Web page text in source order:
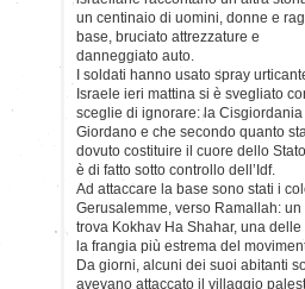
un centinaio di uomini, donne e
base, bruciato attrezzature e
danneggiato auto.
I soldati hanno usato spray
Israele ieri mattina si è svegliato
sceglie di ignorare: la
Giordano e che secondo quanto
dovuto costituire il cuore dello
è di fatto sotto controllo dell’Idf.
Ad attaccare la base sono stati i
Gerusalemme, verso Ramallah:
trova Kokhav Ha Shahar, una
la frangia più estrema del
Da giorni, alcuni dei suoi abitanti
avevano attaccato il villaggio